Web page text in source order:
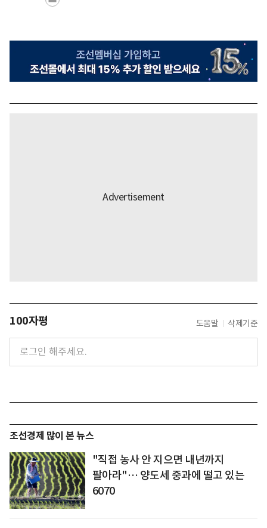
100자평 도움말 삭제기준
조선경제 많이 본 뉴스
"직접 농사 안 지으면 내년까지
팔아라"… 양도세 중과에 떨고 있는
6070